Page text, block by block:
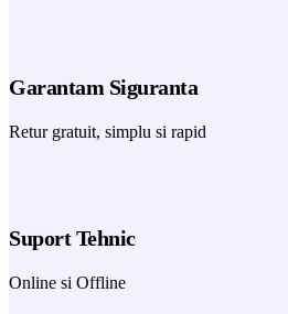
Garantam Siguranta
Retur gratuit, simplu si rapid
Suport Tehnic
Online si Offline